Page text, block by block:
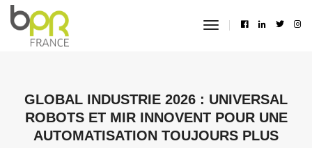
toggle
GLOBAL INDUSTRIE 2026 : UNIVERSAL
ROBOTS ET MIR INNOVENT POUR UNE
AUTOMATISATION TOUJOURS PLUS